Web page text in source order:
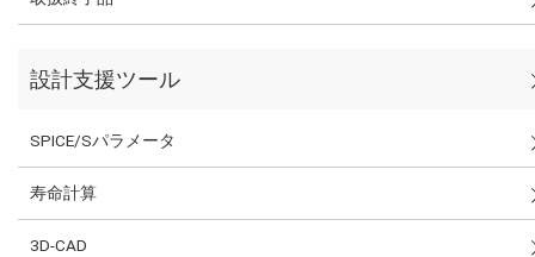
設計支援ツール
SPICE/Sパラメータ
寿命計算
3D-CAD